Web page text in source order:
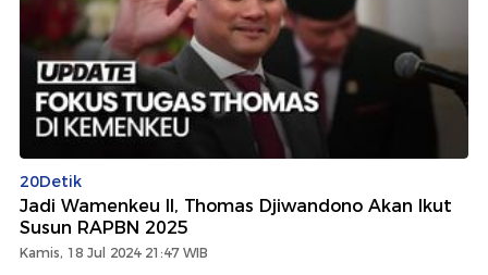
20Detik
Jadi Wamenkeu II, Thomas Djiwandono Akan Ikut
Susun RAPBN 2025
Kamis, 18 Jul 2024 21:47 WIB